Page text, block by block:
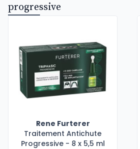
progressive
Rene Furterer
Traitement Antichute
Progressive - 8 x 5,5 ml